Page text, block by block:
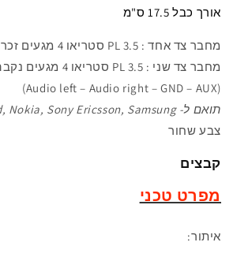
אורך כבל 17.5 ס"מ
מחבר צד אחד :
זכר
מחבר צד שני :
(Audio left – Audio right – GND – AUX)
תואם ל- iPhone, iPad, iPod
, Nokia, Sony Ericsson, Samsung
צבע שחור
קבצים
מפרט טכני
איתור: